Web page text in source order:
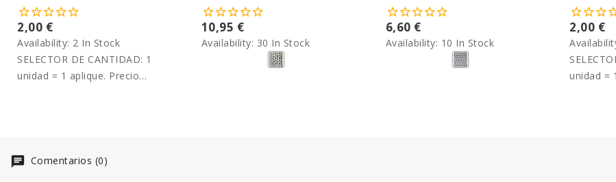
2,00 €
Availability: 2 In Stock
SELECTOR DE CANTIDAD: 1
unidad = 1 aplique. Precio
10,95 €
Availability: 30 In Stock
6,60 €
Availability: 10 In Stock
2,00 €
unidad =
Comentarios (0)